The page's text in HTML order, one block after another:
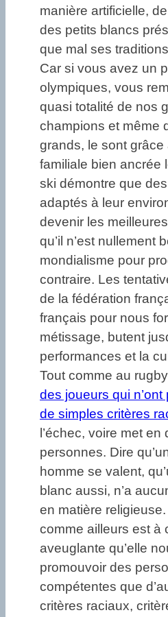
manière artificielle,
des petits blancs
que mal ses
Car si vous avez un
olympiques, vous
quasi totalité de nos
champions et même
grands, le sont grâce
familiale bien ancrée
ski démontre que
adaptés à leur
devenir les
qu’il n’est nullement
mondialisme pour
contraire. Les
de la fédération
français pour nous
métissage, butent
performances et la
Tout comme au
des joueurs qui
de simples critères
l’échec, voire met en
personnes. Dire
homme se valent,
blanc aussi, n’a
en matière religieuse.
comme ailleurs est à
aveuglante qu’elle
promouvoir des
compétentes que
critères raciaux,